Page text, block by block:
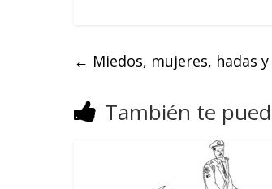
← Miedos, mujeres, hadas
También te